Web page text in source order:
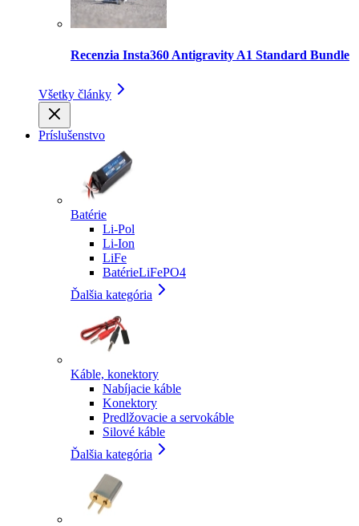
Recenzia Insta360 Antigravity A1 Standard Bundle
Všetky články
Príslušenstvo
Batérie
Li-Pol
Li-Ion
LiFe
BatérieLiFePO4
Ďalšia kategória
Káble, konektory
Nabíjacie káble
Konektory
Predlžovacie a servokáble
Silové káble
Ďalšia kategória